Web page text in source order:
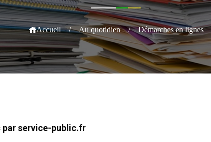
Accueil / Au quotidien / Démarches en lignes
par service-public.fr